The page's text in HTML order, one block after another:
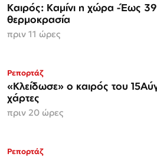
Καιρός: Καμίνι η χώρα -Έως
θερμοκρασία
πριν 11 ώρες
Ρεπορτάζ
«Κλείδωσε» ο καιρός του
χάρτες
πριν 20 ώρες
Ρεπορτάζ